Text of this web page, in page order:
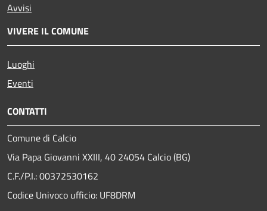
Avvisi
VIVERE IL COMUNE
Luoghi
Eventi
CONTATTI
Comune di Calcio
Via Papa Giovanni XXIII, 40 24054 Calcio (BG)
C.F./P.I.: 00372530162
Codice Univoco ufficio: UF8DRM